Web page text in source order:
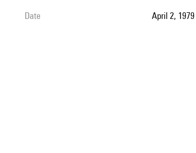
date April 2, 1979